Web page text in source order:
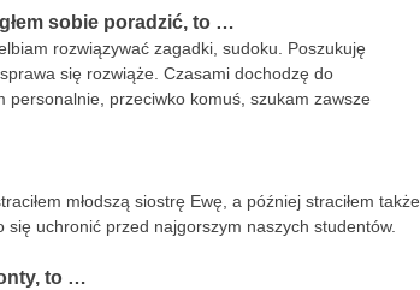
sobie poradzić, to …
rozwiązywać zagadki, sudoku. Poszukuję
się rozwiąże. Czasami dochodzę do
personalnie, przeciwko komuś, szukam zawsze
młodszą siostrę Ewę, a później straciłem także
się uchronić przed najgorszym naszych studentów.
to …